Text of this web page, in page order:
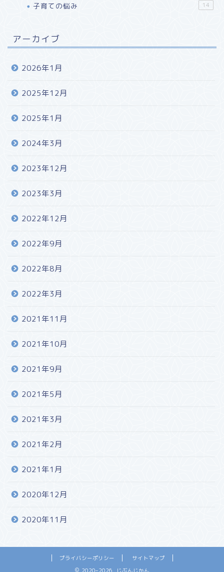
子育ての悩み 14
アーカイブ
2026年1月
2025年12月
2025年1月
2024年3月
2023年12月
2023年3月
2022年12月
2022年9月
2022年8月
2022年3月
2021年11月
2021年10月
2021年9月
2021年5月
2021年3月
2021年2月
2021年1月
2020年12月
2020年11月
プライバシーポリシー
サイトマップ
2020–2026 じぶんじかん